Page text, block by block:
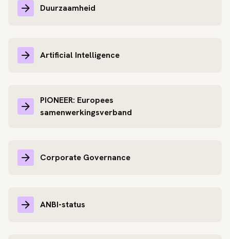
Duurzaamheid
Artificial Intelligence
PIONEER: Europees
samenwerkingsverband
Corporate Governance
ANBI-status